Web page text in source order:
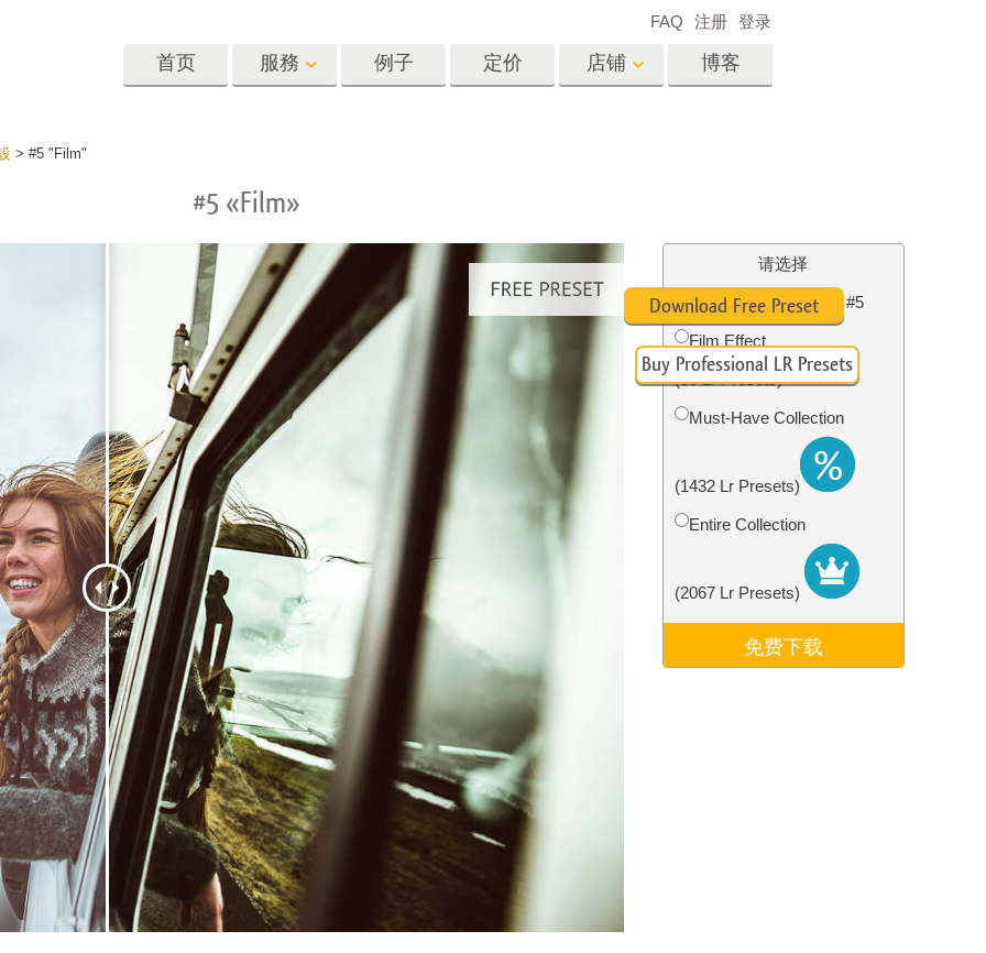
首页 服務
人工智能生成的服装模型 图像处理服务 照片修复服务
修图服务 珠宝修饰服务 AI训练数据 Video Editing Services
例子 定价 店铺
Photoshop 动作
Photoshop 疊加
Photoshop 紋理
Ps 动作 整个合集
Ps覆盖整个收藏
情人节贺卡
婚礼请柬
儿童生日请柬
博客
FAQ 注册 登录
> #5 "Film"
#5 «Film»
请选择
Lightroom Fall Preset #5
Film Effect
(30 Lr Presets)
Must-Have Collection
(1432 Lr Presets)
Entire Collection
(2067 Lr Presets)
免费下载
Download Free Preset
Buy Professional LR Presets